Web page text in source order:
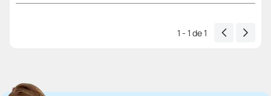
problemas com pele seca, principalmente na região
1 - 1 de1